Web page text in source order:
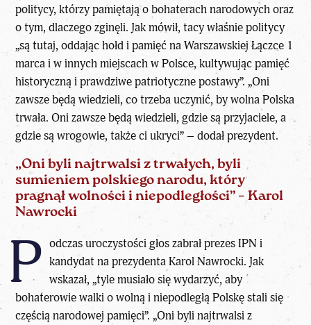
politycy, którzy pamiętają o bohaterach narodowych oraz
o tym, dlaczego zginęli. Jak mówił, tacy właśnie politycy
„są tutaj, oddając hołd i pamięć na Warszawskiej Łączce 1
marca i w innych miejscach w Polsce, kultywując pamięć
historyczną i prawdziwe patriotyczne postawy”. „Oni
zawsze będą wiedzieli, co trzeba uczynić, by wolna Polska
trwała. Oni zawsze będą wiedzieli, gdzie są przyjaciele, a
gdzie są wrogowie, także ci ukryci” – dodał prezydent.
„Oni byli najtrwalsi z trwałych, byli
sumieniem polskiego narodu, który
pragnął wolności i niepodległości” – Karol
Nawrocki
P odczas uroczystości głos zabrał prezes IPN i
kandydat na prezydenta Karol Nawrocki. Jak
wskazał, „tyle musiało się wydarzyć, aby
bohaterowie walki o wolną i niepodległą Polskę stali się
częścią narodowej pamięci”. „Oni byli najtrwalsi z